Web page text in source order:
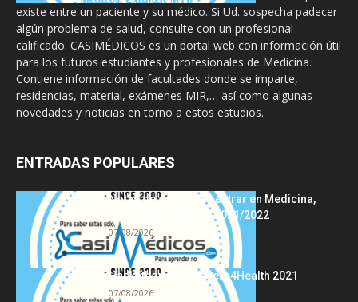
existe entre un paciente y su médico. Si Ud. sospecha padecer
algún problema de salud, consulte con un profesional
calificado. CASIMÉDICOS es un portal web con información útil
para los futuros estudiantes y profesionales de Medicina.
Contiene información de facultades donde se imparte,
residencias, material, exámenes MIR,… así como algunas
novedades y noticias en torno a estos estudios.
ENTRADAS POPULARES
Notas de corte para entrar en Medicina,
curso 2022/2023 vs 2021/2022
07/08/2026
Hackathon Innomakers4Health 2021
07/08/2026